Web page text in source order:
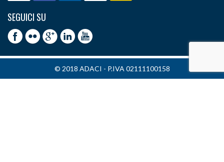
SEGUICI SU
© 2018 ADACI - P.IVA 02111100158